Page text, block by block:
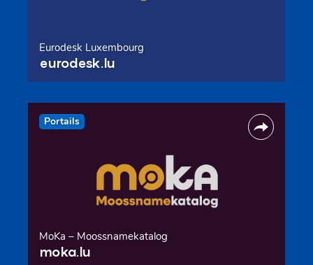
Eurodesk Luxembourg
eurodesk.lu
Portails
MoKa – Moossnamekatalog
moka.lu